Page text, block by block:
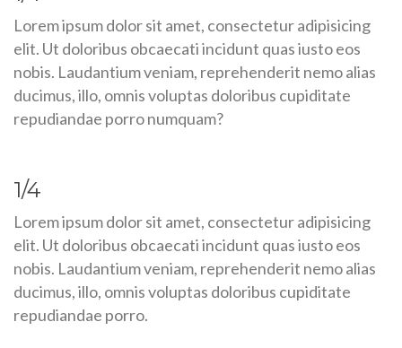
Lorem ipsum dolor sit amet, consectetur adipisicing
elit. Ut doloribus obcaecati incidunt quas iusto eos
nobis. Laudantium veniam, reprehenderit nemo alias
ducimus, illo, omnis voluptas doloribus cupiditate
repudiandae porro numquam?
1/4
Lorem ipsum dolor sit amet, consectetur adipisicing
elit. Ut doloribus obcaecati incidunt quas iusto eos
nobis. Laudantium veniam, reprehenderit nemo alias
ducimus, illo, omnis voluptas doloribus cupiditate
repudiandae porro.